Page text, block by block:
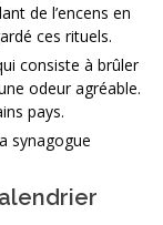
de l’encens en
ces rituels.
consiste à brûler
odeur agréable.
pays.
synagogue